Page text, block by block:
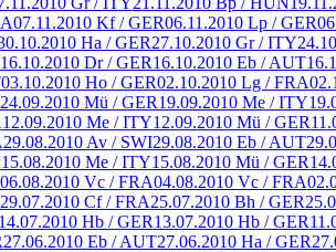
07.11.2010 Kf / GER06.11.2010 Lp / GER
Ha / GER27.10.2010 Gr / ITY
16.10.2010 Dr / GER16.10.2010 Eb / AUT
03.10.2010 Ho / GER02.10.2010 Lg / FRA
24.09.2010 Mü / GER19.09.2010 Me / ITY
12.09.2010 Me / ITY12.09.2010 Mü / GER
29.08.2010 Av / SWI29.08.2010 Eb / AUT
15.08.2010 Me / ITY15.08.2010 Mü / GER
06.08.2010 Vc / FRA04.08.2010 Vc / FRA
29.07.2010 Cf / FRA25.07.2010 Bh / GER
14.07.2010 Hb / GER13.07.2010 Hb / GER
27.06.2010 Eb / AUT27.06.2010 Ha / GER